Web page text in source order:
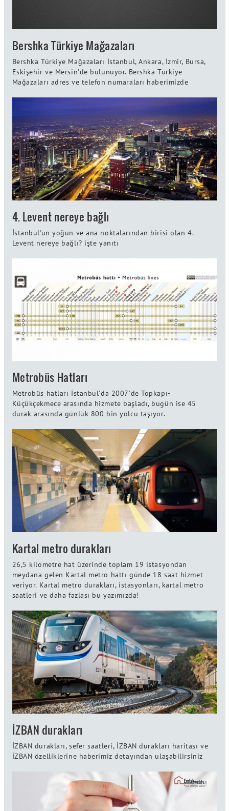
Bershka Türkiye Mağazaları
Bershka Türkiye Mağazaları İstanbul, Ankara, İzmir, Bursa,
Eskişehir ve Mersin'de bulunuyor. Bershka Türkiye
Mağazaları adres ve telefon numaraları haberimizde
4. Levent nereye bağlı
İstanbul'un yoğun ve ana noktalarından birisi olan 4.
Levent nereye bağlı? işte yanıtı
Metrobüs Hatları
Metrobüs hatları İstanbul'da 2007'de Topkapı-
Küçükçekmece arasında hizmete başladı, bugün ise 45
durak arasında günlük 800 bin yolcu taşıyor.
Kartal metro durakları
26,5 kilometre hat üzerinde toplam 19 istasyondan
meydana gelen Kartal metro hattı günde 18 saat hizmet
veriyor. Kartal metro durakları, istasyonları, kartal metro
saatleri ve daha fazlası bu yazımızda!
İZBAN durakları
İZBAN durakları, sefer saatleri, İZBAN durakları haritası ve
İZBAN özelliklerine haberimiz detayından ulaşabilirsiniz